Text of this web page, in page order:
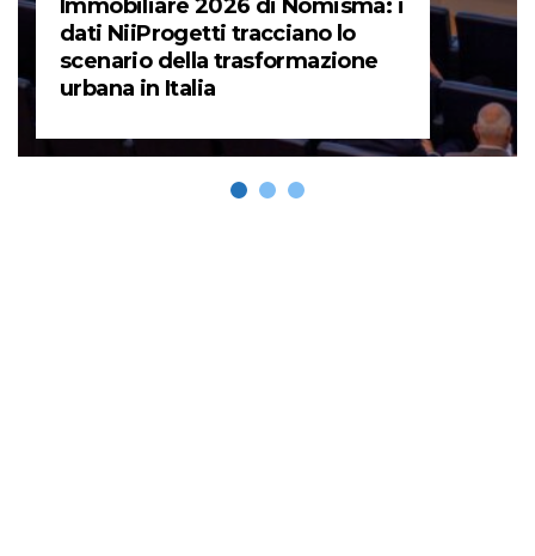
Immobiliare 2026 di Nomisma: i
dati NiiProgetti tracciano lo
scenario della trasformazione
urbana in Italia